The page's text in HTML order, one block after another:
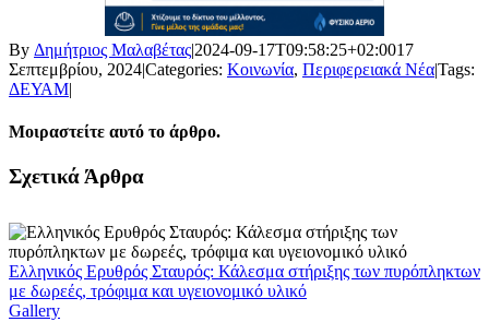
By Δημήτριος Μαλαβέτας|2024-09-17T09:58:25+02:0017
Σεπτεμβρίου, 2024|Categories: Κοινωνία, Περιφερειακά Νέα|Tags:
ΔΕΥΑΜ|
Μοιραστείτε αυτό το άρθρο.
Facebook
X
LinkedIn
WhatsApp
Email
Σχετικά Άρθρα
Ελληνικός Ερυθρός Σταυρός: Κάλεσμα στήριξης των πυρόπληκτων
με δωρεές, τρόφιμα και υγειονομικό υλικό
Gallery